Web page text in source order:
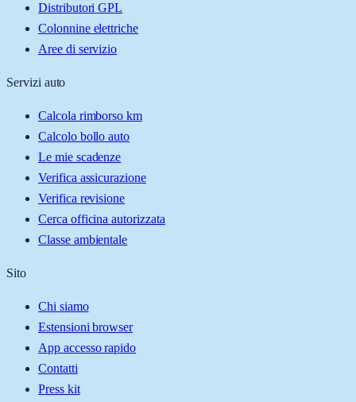
Distributori GPL
Colonnine elettriche
Aree di servizio
Servizi auto
Calcola rimborso km
Calcolo bollo auto
Le mie scadenze
Verifica assicurazione
Verifica revisione
Cerca officina autorizzata
Classe ambientale
Sito
Chi siamo
Estensioni browser
App accesso rapido
Contatti
Press kit